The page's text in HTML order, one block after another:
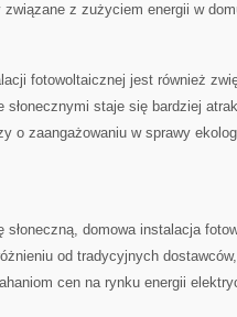
z zużyciem energii ⁣w
fotowoltaicznej jest również
słonecznymi staje się bardziej
o zaangażowaniu ​w sprawy
​słoneczną, domowa instalacja
od tradycyjnych
cen na rynku‌ energii